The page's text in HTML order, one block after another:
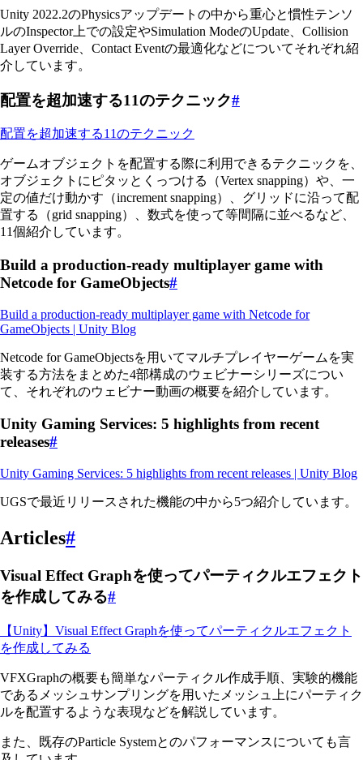
Unity 2022.2のPhysicsアップデートの中から重心と慣性テンソ
ルのInspector上での設定やSimulation ModeのUpdate、Collision
Layer Override、Contact Eventの最適化などについてそれぞれ紹
介しています。
配置を超加速する11のテクニック#
配置を超加速する11のテクニック
ゲームオブジェクトを配置する際に利用できるテクニックを、
オブジェクトにピタッとくっつける（Vertex snapping）や、一
定の値だけ動かす（increment snapping）、グリッドに沿って配
置する（grid snapping）、数式を使って等間隔に並べるなど、
11個紹介しています。
Build a production-ready multiplayer game with
Netcode for GameObjects#
Build a production-ready multiplayer game with Netcode for
GameObjects | Unity Blog
Netcode for GameObjectsを用いてマルチプレイヤーゲームを実
装する方法をまとめた4部構成のウェビナーシリーズについ
て、それぞれのウェビナー動画の概要を紹介しています。
Unity Gaming Services: 5 highlights from recent
releases#
Unity Gaming Services: 5 highlights from recent releases | Unity Blog
UGSで最近リリースされた機能の中から5つ紹介しています。
Articles#
Visual Effect Graphを使ってパーティクルエフェクト
を作成してみる#
【Unity】Visual Effect Graphを使ってパーティクルエフェクト
を作成してみる
VFXGraphの概要も簡単なパーティクル作成手順、実験的機能
であるメッシュサンプリングを用いたメッシュ上にパーティク
ルを配置するような表現などを解説しています。
また、既存のParticle Systemとのパフォーマンスについても言